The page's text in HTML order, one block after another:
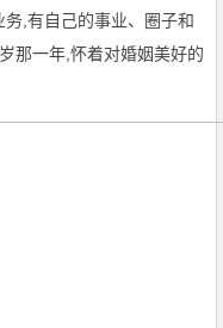
,有自己的事业、圈子和
那一年,怀着对婚姻美好的